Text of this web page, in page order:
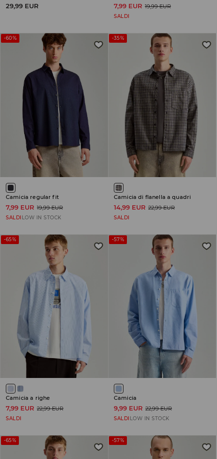
29,99 EUR 7,99 EUR 19,99 EUR
SALDI
-60%
Camicia regular fit
7,99 EUR 19,99 EUR
SALDI LOW IN STOCK
-35%
Camicia di flanella a quadri
14,99 EUR 22,99 EUR
SALDI
-65%
Camicia a righe
7,99 EUR 22,99 EUR
SALDI
-57%
Camicia
9,99 EUR 22,99 EUR
SALDI LOW IN STOCK
-65% -57%